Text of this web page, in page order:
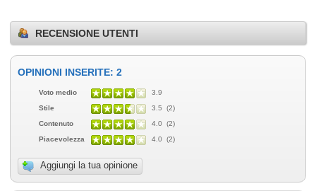
RECENSIONE UTENTI
OPINIONI INSERITE: 2
Voto medio
3.9
Stile
3.5 (2)
Contenuto
4.0 (2)
Piacevolezza
4.0 (2)
Aggiungi la tua opinione